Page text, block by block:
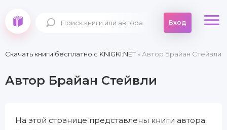
Вход
Скачать книги бесплатно c KNIGKI.NET» Автор Брайан Стейвли
Автор Брайан Стейвли
На этой странице представлены книги автора